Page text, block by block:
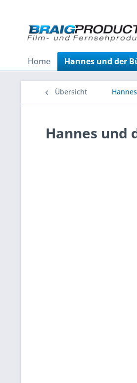
Home Hannes und der
Übersicht
Hannes und